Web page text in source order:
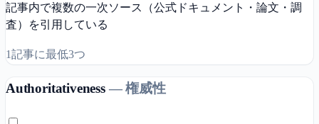
記事内で複数の一次ソース（公式ドキュメント・論文・調
査）を引用している
1記事に最低3つ
Authoritativeness —権威性